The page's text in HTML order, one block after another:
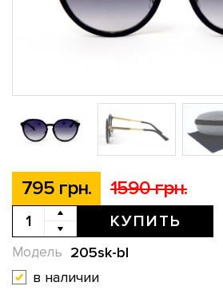
795 грн. 1590 грн.
КУПИТЬ
205sk-bl
Модель
в наличии